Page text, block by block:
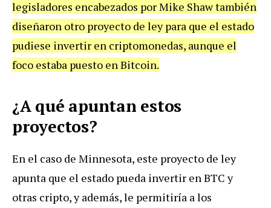
legisladores encabezados por Mike Shaw también
diseñaron otro proyecto de ley para que el estado
pudiese invertir en criptomonedas, aunque el
foco estaba puesto en Bitcoin.
¿A qué apuntan estos
proyectos?
En el caso de Minnesota, este proyecto de ley
apunta que el estado pueda invertir en BTC y
otras cripto, y además, le permitiría a los